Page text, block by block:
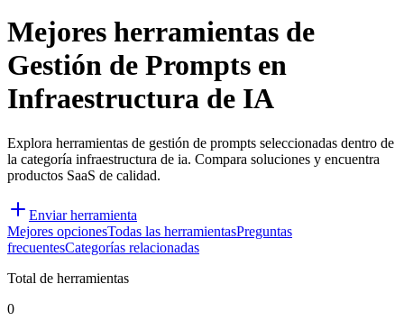
Mejores herramientas de
Gestión de Prompts en
Infraestructura de IA
Explora herramientas de gestión de prompts seleccionadas dentro de
la categoría infraestructura de ia. Compara soluciones y encuentra
productos SaaS de calidad.
Enviar herramienta
Mejores opcionesTodas las herramientasPreguntas
frecuentesCategorías relacionadas
Total de herramientas
0